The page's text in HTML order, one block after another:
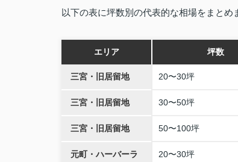
以下の表に坪数別の代表的な相場をまとめ
エリア 坪数
三宮・旧居留地 20〜30坪
三宮・旧居留地 30〜50坪
三宮・旧居留地 50〜100坪
元町・ハーバーラ
20〜30坪